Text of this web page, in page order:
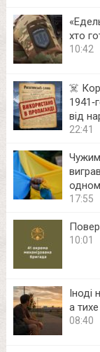
хто
10:42
☠️
від
22:41
17:55
10:01
Іноді
а
08:40